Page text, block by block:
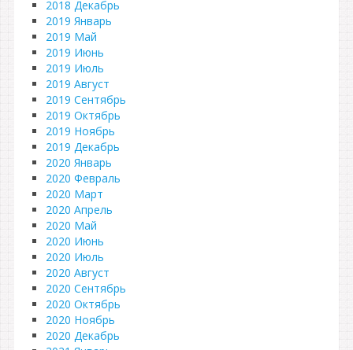
2018 Декабрь
2019 Январь
2019 Май
2019 Июнь
2019 Июль
2019 Август
2019 Сентябрь
2019 Октябрь
2019 Ноябрь
2019 Декабрь
2020 Январь
2020 Февраль
2020 Март
2020 Апрель
2020 Май
2020 Июнь
2020 Июль
2020 Август
2020 Сентябрь
2020 Октябрь
2020 Ноябрь
2020 Декабрь